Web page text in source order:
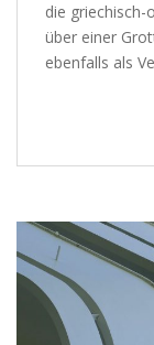
die griechisch-
über einer
ebenfalls als